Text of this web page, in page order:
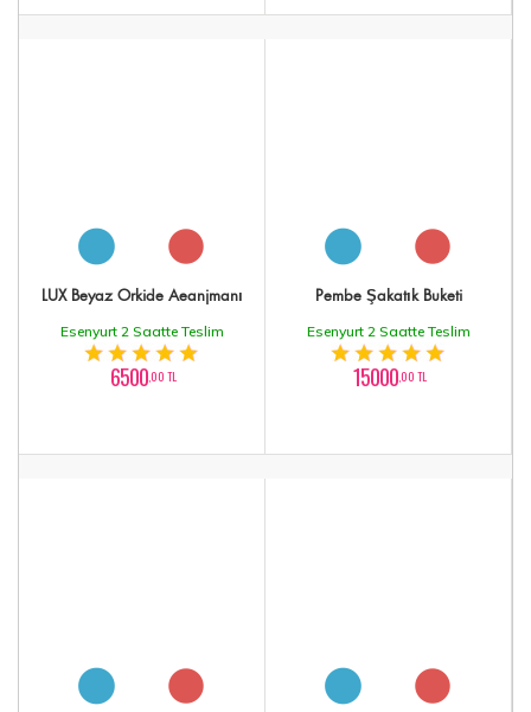
LÜX Beyaz Orkide Aeanjmanı
Esenyurt 2 Saatte Teslim
6500,00 TL
Pembe Şakatık Buketi
Esenyurt 2 Saatte Teslim
15000,00 TL